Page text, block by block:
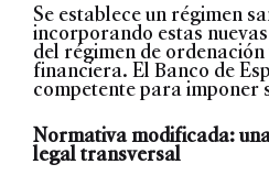
Se establece un régimen
incorporando estas
del régimen de
financiera. El Banco de
competente para imponer
Normativa modificada:
legal transversal